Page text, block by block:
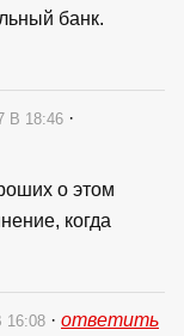
банк.
В 18:46 ·
о этом
когда
16:08 · ответить